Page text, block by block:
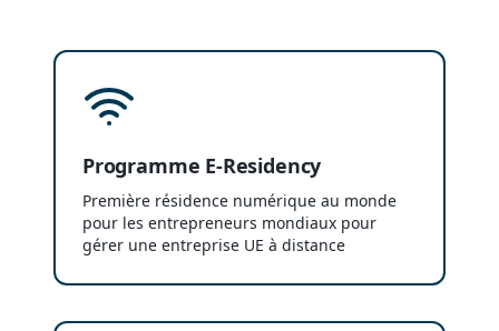
Programme E-Residency
Première résidence numérique au monde
pour les entrepreneurs mondiaux pour
gérer une entreprise UE à distance